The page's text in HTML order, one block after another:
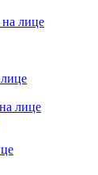
лице
лице